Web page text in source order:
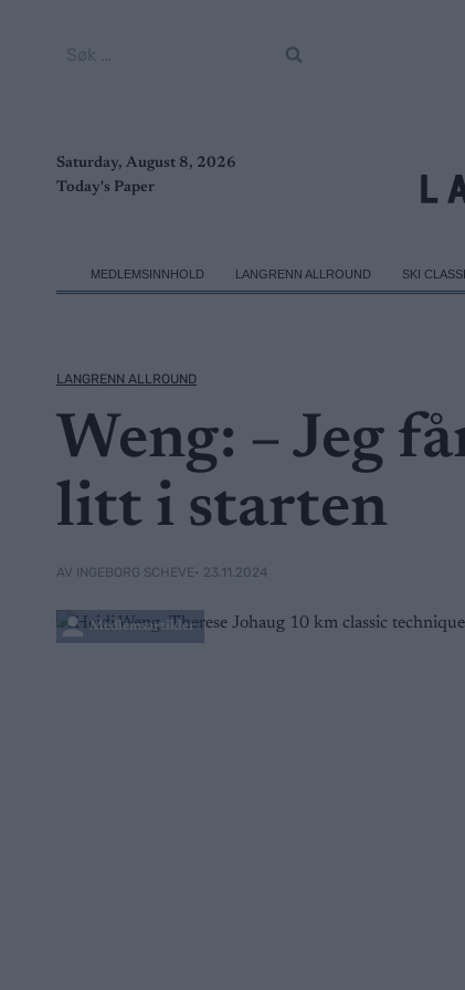
Saturday, August 8, 2026
Today's Paper
MEDLEMSINNHOLD LANGRENN ALLROUND SKI
LANGRENN ALLROUND
Weng: – Jeg
litt i starten
AV INGEBORG SCHEVE• 23.11.2024
Medlemsartikler